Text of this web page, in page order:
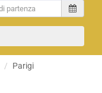
Parigi